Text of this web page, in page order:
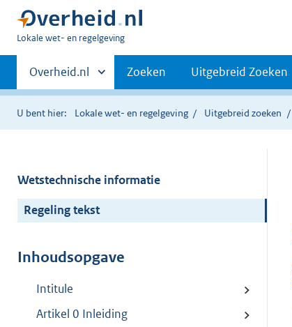
U
hier:
Lokale wet- en regelgeving
Primaire
navigatie
Andere
sites
binnen
Overheid.nl Zoeken Uitgebreid Zoeken
U bent hier: Lokale wet- en regelgeving Uitgebreid zoeken
Wetstechnische informatie
Regeling tekst
Inhoudsopgave
Intitule
Artikel 0 Inleiding